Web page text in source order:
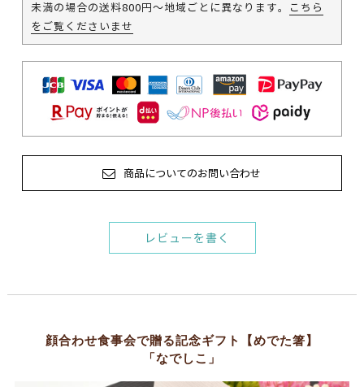
未満の場合の送料800円～地域ごとに異なります。
こちら
をご覧くださいませ
商品についてのお問い合わせ
レビューを書く
顔合わせ食事会で贈る記念ギフト【めでた箸】
「なでしこ」